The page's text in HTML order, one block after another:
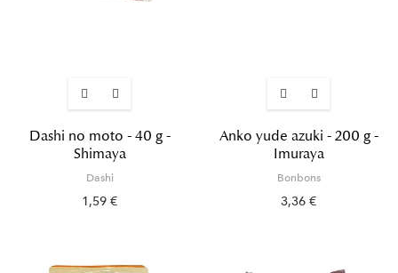
Dashi no moto - 40 g -
Shimaya
Dashi
1,59 €
Anko yude azuki - 200 g -
Imuraya
Bonbons
3,36 €